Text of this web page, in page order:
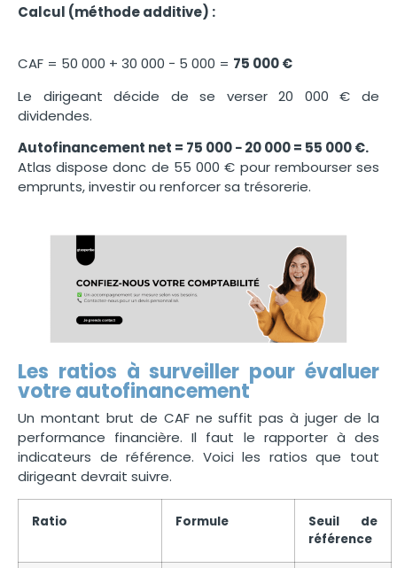
Calcul (méthode additive) :
CAF = 50 000 + 30 000 − 5 000 = 75 000 €
Le dirigeant décide de se verser 20 000 € de
dividendes.
Autofinancement net = 75 000 − 20 000 = 55 000 €.
Atlas dispose donc de 55 000 € pour rembourser ses
emprunts, investir ou renforcer sa trésorerie.
Les ratios à surveiller pour évaluer
votre autofinancement
Un montant brut de CAF ne suffit pas à juger de la
performance financière. Il faut le rapporter à des
indicateurs de référence. Voici les ratios que tout
dirigeant devrait suivre.
Ratio Formule
Seuil de
référence